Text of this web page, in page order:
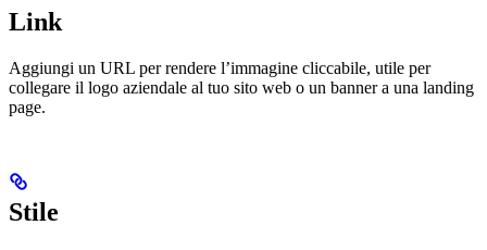
Link
Aggiungi un URL per rendere l’immagine cliccabile, utile per
collegare il logo aziendale al tuo sito web o un banner a una landing
page.
Stile